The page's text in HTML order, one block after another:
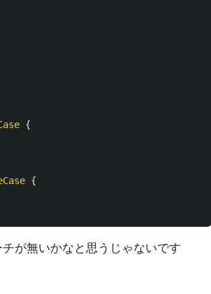
{
{
が無いかなと思うじゃないです